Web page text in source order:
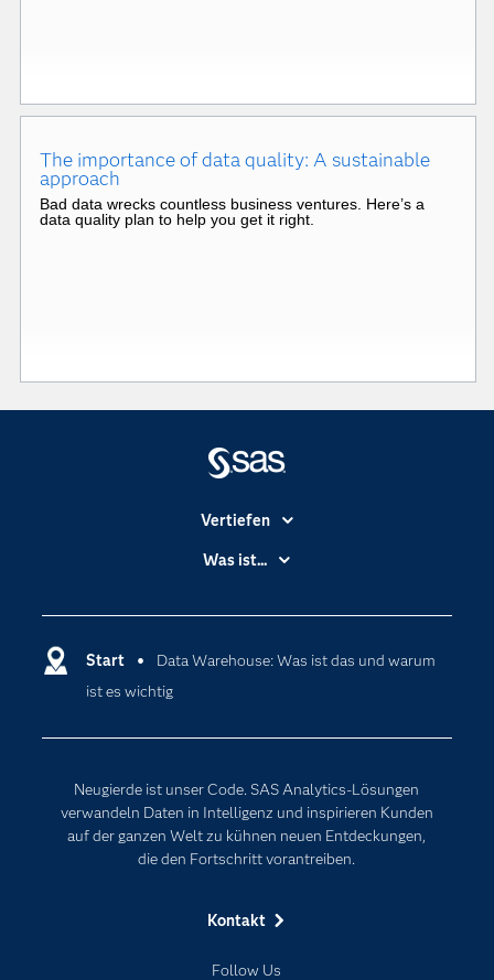
The importance of data quality: A sustainable
approach
Bad data wrecks countless business ventures. Here’s a
data quality plan to help you get it right.
Start
Data Warehouse: Was ist das und warum
ist es wichtig
Neugierde ist unser Code. SAS Analytics-Lösungen
verwandeln Daten in Intelligenz und inspirieren Kunden
auf der ganzen Welt zu kühnen neuen Entdeckungen,
die den Fortschritt vorantreiben.
Kontakt
Follow Us
Vertiefen
Branchen
Dokumentation
Entwickler
Für Lehrkräfte
Lehrvideos
Mein SAS
Was ist...
Data Science
Internet der Dinge